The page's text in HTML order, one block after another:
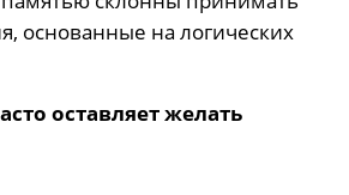
основанные на логических
оставляет желать